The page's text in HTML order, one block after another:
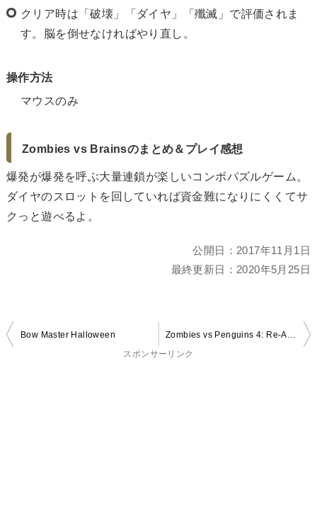
クリア時は「破壊」「ダイヤ」「殲滅」で評価されま
す。脳を倒せなければやり直し。
操作方法
マウスのみ
Zombies vs Brainsのまとめ＆プレイ感想
爆発が爆発を呼ぶ大量連鎖が楽しいコンボパズルゲーム。
ダイヤのスロットを回していれば資金難になりにくくてサ
クっと遊べるよ。
公開日： 2017年11月1日
最終更新日： 2020年5月25日
投
Bow Master Halloween
Zombies vs Penguins 4: Re-Annihilation
スポンサーリンク